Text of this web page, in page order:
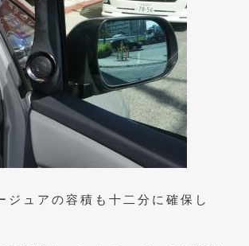
月(8)
月(12)
月 (7)
(12)
(10)
ジュアの容積も十二分に確保し